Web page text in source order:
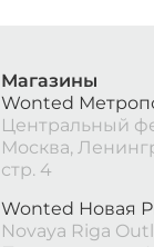
Магазины
Wonted
Центральный
Москва,
стр. 4
Wonted Новая
Novaya Riga